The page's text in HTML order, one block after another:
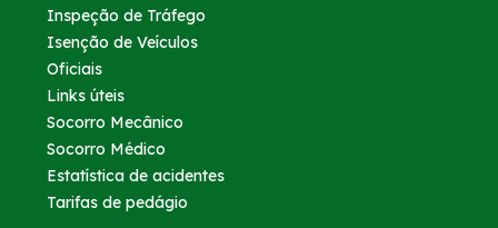
Inspeção de Tráfego
Isenção de Veículos
Oficiais
Links úteis
Socorro Mecânico
Socorro Médico
Estatística de acidentes
Tarifas de pedágio